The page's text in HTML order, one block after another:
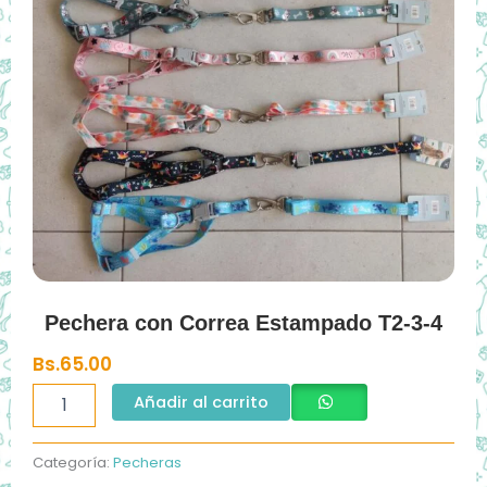
Pechera con Correa Estampado T2-3-4
Bs.65.00
Pechera
Estampado
Añadir al carrito
Categoría: Pecheras